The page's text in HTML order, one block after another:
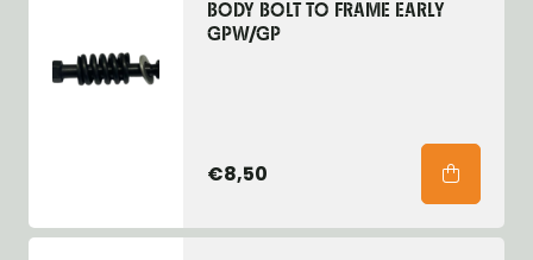
BODY BOLT TO FRAME EARLY
GPW/GP
€8,50